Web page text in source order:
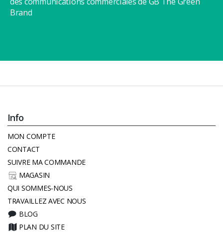
Brand
Info
MON COMPTE
CONTACT
SUIVRE MA COMMANDE
MAGASIN
QUI SOMMES-NOUS
TRAVAILLEZ AVEC NOUS
BLOG
PLAN DU SITE